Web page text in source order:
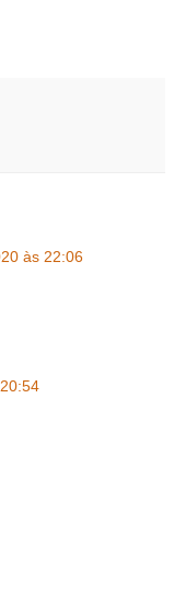
às 22:06